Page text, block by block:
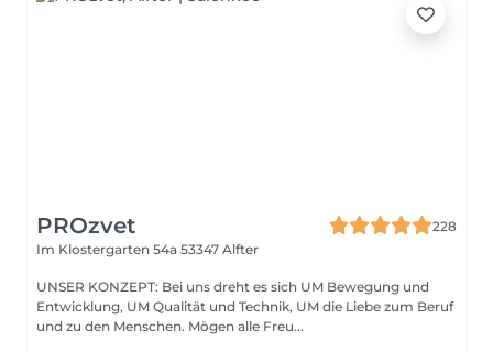
PROzvet
228
Im Klostergarten 54a 53347 Alfter
UNSER KONZEPT: Bei uns dreht es sich UM Bewegung und
Entwicklung, UM Qualität und Technik, UM die Liebe zum Beruf
und zu den Menschen. Mögen alle Freu...